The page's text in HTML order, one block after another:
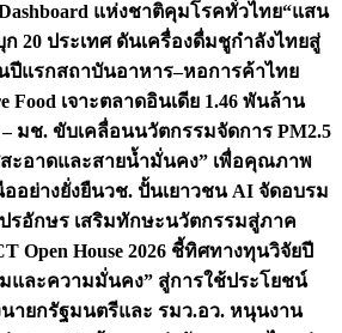
แห่งชาติคุมโรคทั่วไทย“แสน
20 ประเทศ ดันเครื่องดื่มชูกำลังไทยสู่
ปีแรกสถาบันอาหาร–หอการค้าไทย
Food เจาะตลาดอินเดีย 1.46 พันล้าน
มช. ขับเคลื่อนนวัตกรรมจัดการ PM2.5
ะอาดและสายน้ำมั่นคง” เพื่อคุณภาพ
อย่างยั่งยืนวช. ปั้นเยาวชน AI จัดอบรม
รอักษร เสริมทักษะนวัตกรรมสู่ภาค
Open House 2026 ชี้ทิศทางทุนวิจัยปี
มและความมั่นคง” สู่การใช้ประโยชน์
นายกรัฐมนตรีและ รมว.อว. หนุนงาน